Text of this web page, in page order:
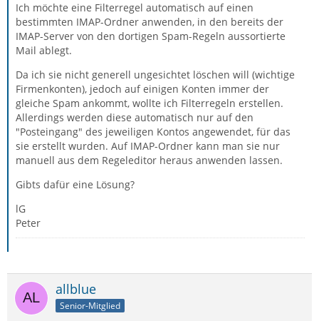
Ich möchte eine Filterregel automatisch auf einen
bestimmten IMAP-Ordner anwenden, in den bereits der
IMAP-Server von den dortigen Spam-Regeln aussortierte
Mail ablegt.
Da ich sie nicht generell ungesichtet löschen will (wichtige
Firmenkonten), jedoch auf einigen Konten immer der
gleiche Spam ankommt, wollte ich Filterregeln erstellen.
Allerdings werden diese automatisch nur auf den
"Posteingang" des jeweiligen Kontos angewendet, für das
sie erstellt wurden. Auf IMAP-Ordner kann man sie nur
manuell aus dem Regeleditor heraus anwenden lassen.
Gibts dafür eine Lösung?
lG
Peter
allblue
Senior-Mitglied